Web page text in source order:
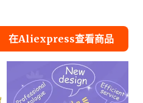
在Aliexpress查看商品